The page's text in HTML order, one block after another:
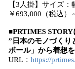
【3人掛】サイズ
￥693,000（税込）
■PRTIMES
”日本のモノづくり
ボール」から着想
URL： https://